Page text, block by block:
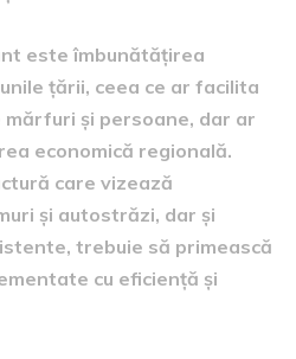
este îmbunătățirea
țării, ceea ce ar facilita
și persoane, dar ar
economică regională.
care vizează
și autostrăzi, dar și
trebuie să primească
cu eficiență și